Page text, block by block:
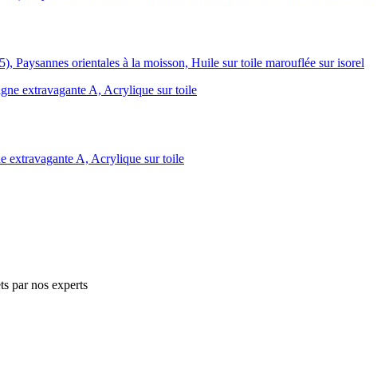
Paysannes orientales à la moisson, Huile sur toile marouflée sur isorel
A, Acrylique sur toile
par nos experts